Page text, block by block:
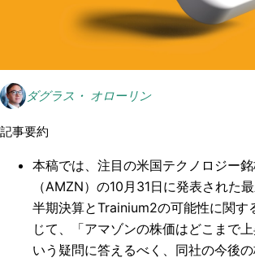
ダグラス・ オローリン
記事要約
本稿では、注目の米国テクノロジー
（AMZN）の10月31日に発表された
半期決算とTrainium2の可能性に関す
じて、「アマゾンの株価はどこまで
いう疑問に答えるべく、同社の今後